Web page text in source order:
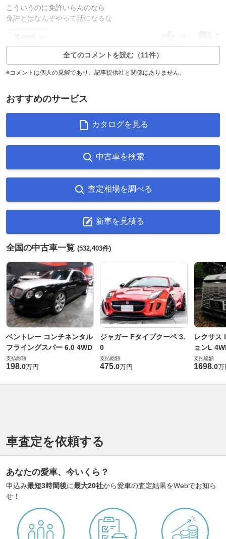
こういうのに免許いらんのなら
免許とはなんぞやって話になるな
全てのコメントを読む（11件）
※コメントは個人の見解であり、記事提供社と関係はありません。
おすすめのサービス
カタログを見る
中古車を検索
査定相場を調べる
新車を見積る
全国の中古車一覧 (532,403件)
ベントレー コンチネンタル
フライングスパー 6.0 4WD
支払総額
198.0万円
ジャガー Fタイプクーペ 3.
0
支払総額
475.0万円
レクサス
ョンL
支払総額
1698.0万
車査定を依頼する
あなたの愛車、今いくら？
申込み最短3時間後に最大20社から愛車の査定結果をWebでお知ら
せ！